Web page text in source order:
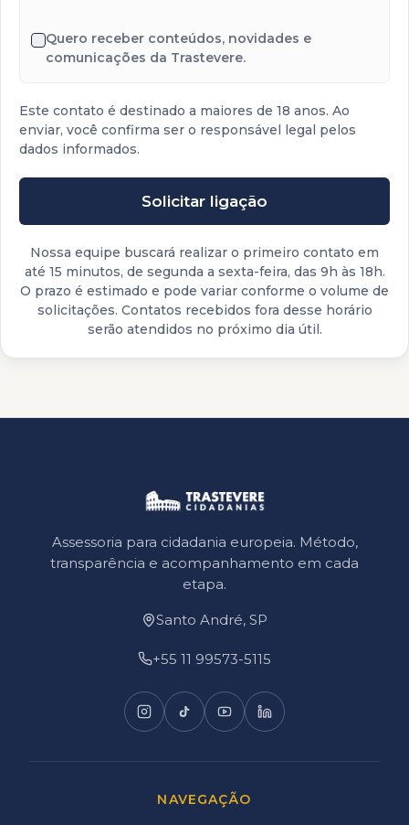
Quero receber conteúdos, novidades e
comunicações da Trastevere.
Este contato é destinado a maiores de 18 anos. Ao
enviar, você confirma ser o responsável legal pelos
dados informados.
Solicitar ligação
Nossa equipe buscará realizar o primeiro contato em
até 15 minutos, de segunda a sexta-feira, das 9h às 18h.
O prazo é estimado e pode variar conforme o volume de
solicitações. Contatos recebidos fora desse horário
serão atendidos no próximo dia útil.
Assessoria para cidadania europeia. Método,
transparência e acompanhamento em cada
etapa.
Santo André, SP
+55 11 99573-5115
NAVEGAÇÃO